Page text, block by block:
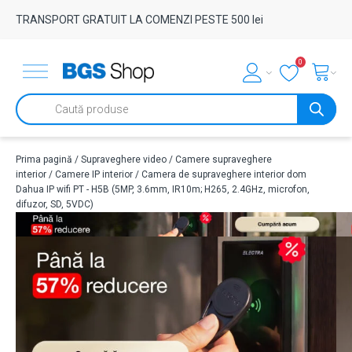
TRANSPORT GRATUIT LA COMENZI PESTE 500 lei
0
Products
search
Prima pagină / Supraveghere video / Camere supraveghere
interior / Camere IP interior / Camera de supraveghere interior dom
Dahua IP wifi PT - H5B (5MP, 3.6mm, IR10m; H265, 2.4GHz, microfon,
difuzor, SD, 5VDC)